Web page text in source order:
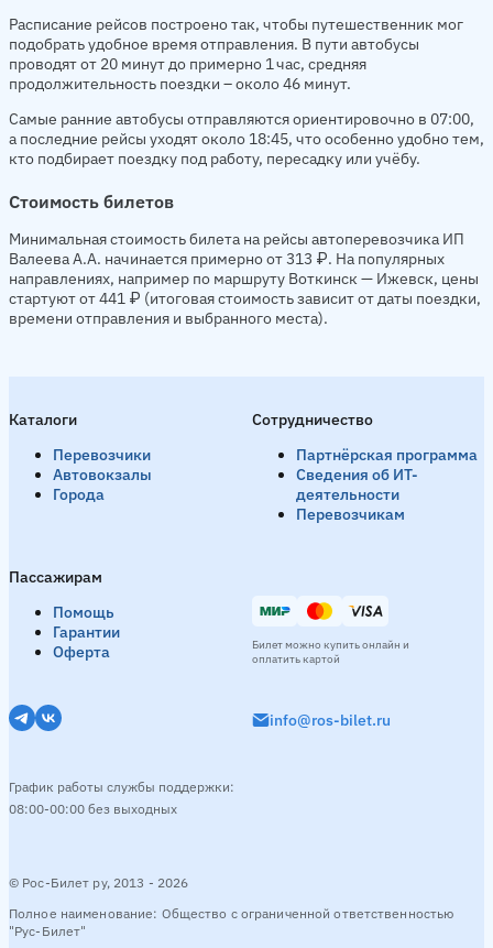
Расписание рейсов построено так, чтобы путешественник мог
подобрать удобное время отправления. В пути автобусы
проводят от 20 минут до примерно 1 час, средняя
продолжительность поездки – около 46 минут.
Самые ранние автобусы отправляются ориентировочно в 07:00,
а последние рейсы уходят около 18:45, что особенно удобно тем,
кто подбирает поездку под работу, пересадку или учёбу.
Стоимость билетов
Минимальная стоимость билета на рейсы автоперевозчика ИП
Валеева А.А. начинается примерно от 313 ₽. На популярных
направлениях, например по маршруту Воткинск — Ижевск, цены
стартуют от 441 ₽ (итоговая стоимость зависит от даты поездки,
времени отправления и выбранного места).
Каталоги
Перевозчики
Автовокзалы
Города
Пассажирам
Помощь
Гарантии
Оферта
Сотрудничество
Партнёрская программа
Сведения об ИТ-
деятельности
Перевозчикам
© Рос-Билет ру, 2013 - 2026
Полное наименование: Общество с ограниченной ответственностью
"Рус-Билет"
info@ros-bilet.ru
График работы службы поддержки:
08:00-00:00 без выходных
Билет можно купить онлайн и
оплатить картой